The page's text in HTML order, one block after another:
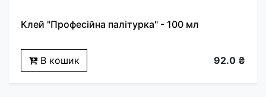
Клей "Професійна палітурка" - 100 мл
В кошик 92.0 ₴